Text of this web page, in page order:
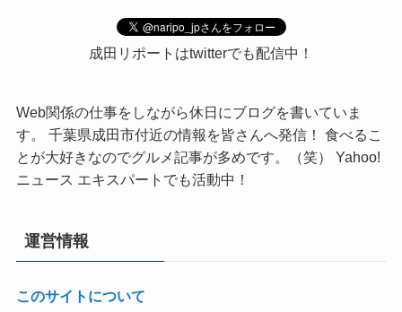
成田リポートはtwitterでも配信中！
Web関係の仕事をしながら休日にブログを書いていま
す。 千葉県成田市付近の情報を皆さんへ発信！ 食べるこ
とが大好きなのでグルメ記事が多めです。（笑） Yahoo!
ニュース エキスパートでも活動中！
運営情報
このサイトについて